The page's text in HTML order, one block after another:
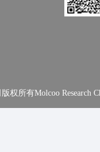
权所有Molcoo Research